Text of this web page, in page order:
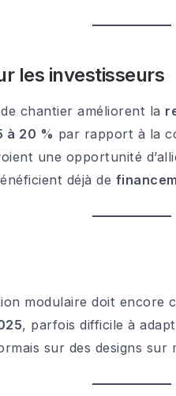
les investisseurs
chantier améliorent la
à 20 % par rapport à la
une opportunité
déjà de
modulaire doit encore
, parfois difficile à
sur des designs